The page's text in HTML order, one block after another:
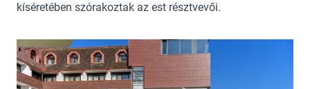
kíséretében szórakoztak az est résztvevői.